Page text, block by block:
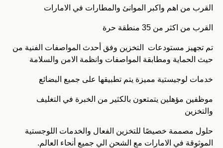
القرب من اهم واكبر الموانئ والمطارات في الامارات
القرب من اكثر من 35 منطقة حرة
تم تجهيز مستودعات التخزين وفق أحدث المواصفات الفنية من
حيث الحماية ومطابقة المواصفات وانظمة الامن والسلامة
خدمات لوجيستية مميزة يتم تطبيقها على جميع البضائع
موظفين مؤهلين يتمتعون بالكثير من الخبرة في التغليف
والتخزين
حلول مصممة خصيصًا للتخزين الفعال والخدمات اللوجستية
الموثوقة في الامارات مع الشحن الي جميع أنحاء العالم.